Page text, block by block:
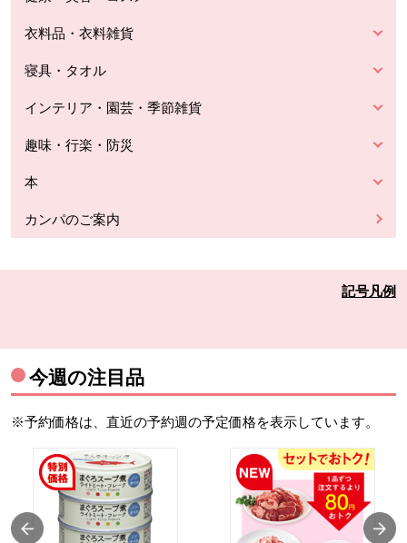
衣料品・衣料雑貨
寝具・タオル
インテリア・園芸・季節雑貨
趣味・行楽・防災
本
カンパのご案内
記号凡例
今週の注目品
※予約価格は、直近の予約週の予定価格を表示しています。